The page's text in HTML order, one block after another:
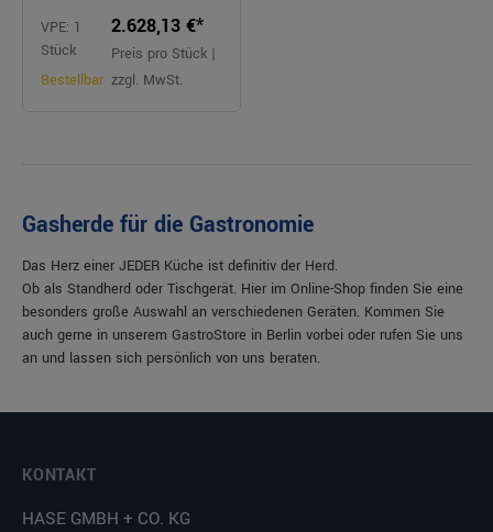
VPE: 1
Stück
Bestellbar
2.628,13 €*
Preis pro Stück |
zzgl. MwSt.
Gasherde für die Gastronomie
Das Herz einer JEDER Küche ist definitiv der Herd.
Ob als Standherd oder Tischgerät. Hier im Online-Shop finden Sie eine
besonders große Auswahl an verschiedenen Geräten. Kommen Sie
auch gerne in unserem GastroStore in Berlin vorbei oder rufen Sie uns
an und lassen sich persönlich von uns beraten.
KONTAKT
HASE GMBH + CO. KG